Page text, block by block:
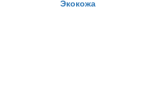
Экокожа